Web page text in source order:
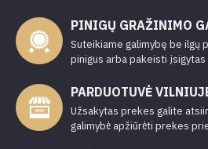
PINIGŲ GRAŽINIMO
Suteikiame galimybę be ilgų
pinigus arba pakeisti
PARDUOTUVĖ
Užsakytas prekes galite
galimybė apžiūrėti prekes